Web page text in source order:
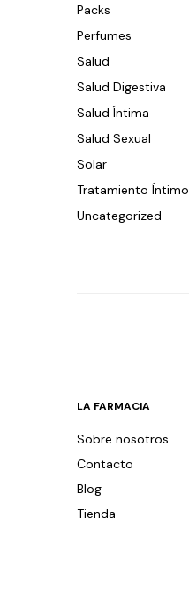
Packs
Perfumes
Salud
Salud Digestiva
Salud Íntima
Salud Sexual
Solar
Tratamiento Íntimo
Uncategorized
LA FARMACIA
Sobre nosotros
Contacto
Blog
Tienda